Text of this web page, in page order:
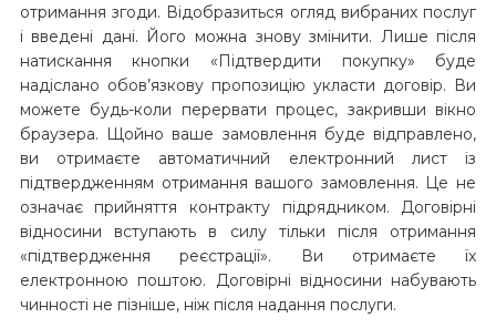
отримання згоди. Відобразиться огляд вибраних послуг
і введені дані. Його можна знову змінити. Лише після
натискання кнопки «Підтвердити покупку» буде
надіслано обов’язкову пропозицію укласти договір. Ви
можете будь-коли перервати процес, закривши вікно
браузера. Щойно ваше замовлення буде відправлено,
ви отримаєте автоматичний електронний лист із
підтвердженням отримання вашого замовлення. Це не
означає прийняття контракту підрядником. Договірні
відносини вступають в силу тільки після отримання
«підтвердження реєстрації». Ви отримаєте їх
електронною поштою. Договірні відносини набувають
чинності не пізніше, ніж після надання послуги.